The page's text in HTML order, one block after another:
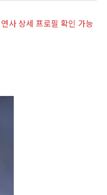
사 상세 프로필 확인 가능